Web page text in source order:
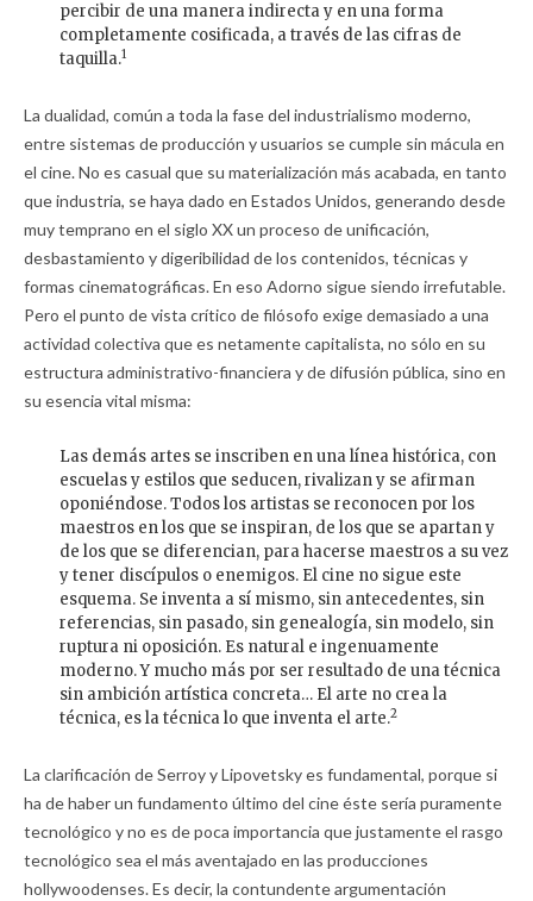
percibir de una manera indirecta y en una forma
completamente cosificada, a través de las cifras de
taquilla.1
La dualidad, común a toda la fase del industrialismo moderno,
entre sistemas de producción y usuarios se cumple sin mácula en
el cine. No es casual que su materialización más acabada, en tanto
que industria, se haya dado en Estados Unidos, generando desde
muy temprano en el siglo XX un proceso de unificación,
desbastamiento y digeribilidad de los contenidos, técnicas y
formas cinematográficas. En eso Adorno sigue siendo irrefutable.
Pero el punto de vista crítico de filósofo exige demasiado a una
actividad colectiva que es netamente capitalista, no sólo en su
estructura administrativo-financiera y de difusión pública, sino en
su esencia vital misma:
Las demás artes se inscriben en una línea histórica, con
escuelas y estilos que seducen, rivalizan y se afirman
oponiéndose. Todos los artistas se reconocen por los
maestros en los que se inspiran, de los que se apartan y
de los que se diferencian, para hacerse maestros a su vez
y tener discípulos o enemigos. El cine no sigue este
esquema. Se inventa a sí mismo, sin antecedentes, sin
referencias, sin pasado, sin genealogía, sin modelo, sin
ruptura ni oposición. Es natural e ingenuamente
moderno. Y mucho más por ser resultado de una técnica
sin ambición artística concreta… El arte no crea la
técnica, es la técnica lo que inventa el arte.2
La clarificación de Serroy y Lipovetsky es fundamental, porque si
ha de haber un fundamento último del cine éste sería puramente
tecnológico y no es de poca importancia que justamente el rasgo
tecnológico sea el más aventajado en las producciones
hollywoodenses. Es decir, la contundente argumentación